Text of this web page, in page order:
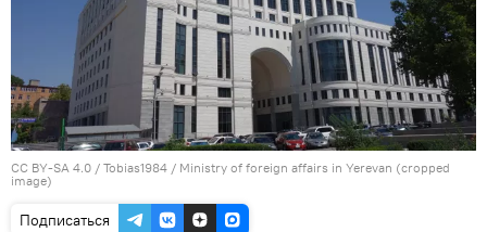
CC BY-SA 4.0 / Tobias1984 / Ministry of foreign affairs in Yerevan (cropped
image)
Подписаться